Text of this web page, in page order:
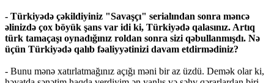
- Türkiyədə çəkildiyiniz "Savaşçı" serialından sonra məncə
əlinizdə çox böyük şans var idi ki, Türkiyədə qalasınız. Artıq
türk tamaçaşı oynadığınız roldan sonra sizi qəbullanmışdı. Nə
üçün Türkiyədə qalıb fəaliyyətinizi davam etdirmədiniz?
- Bunu mənə xatırlatmağınız açığı məni bir az üzdü. Demək olar ki,